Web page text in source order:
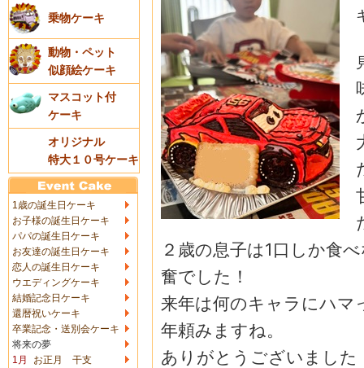
乗物ケーキ
動物・ペット
似顔絵ケーキ
マスコット付
ケーキ
オリジナル
特大１０号ケーキ
1歳の誕生日ケーキ
お子様の誕生日ケーキ
パパの誕生日ケーキ
お友達の誕生日ケーキ
恋人の誕生日ケーキ
ウエディングケーキ
結婚記念日ケーキ
還暦祝いケーキ
卒業記念・送別会ケーキ
将来の夢
1月
お正月 干支
２歳の息子は1口しか食
奮でし た！
来年は何のキャラにハ
年頼みま すね。
ありがとうございました